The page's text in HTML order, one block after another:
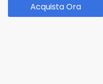
Acquista Ora